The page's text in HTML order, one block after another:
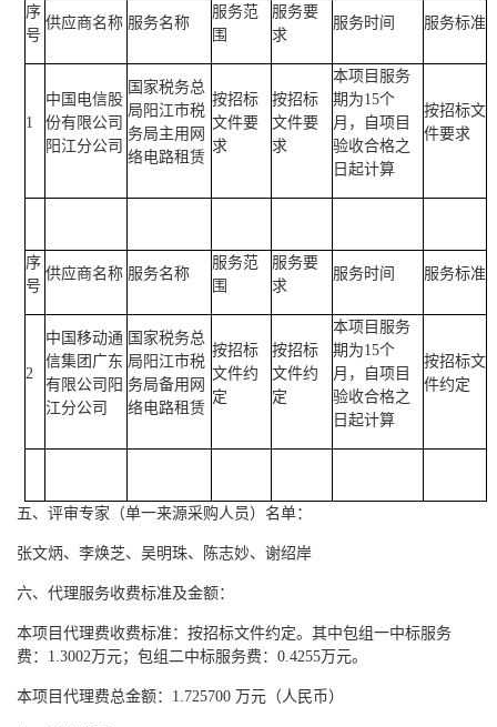
序
号
供应商名称 服务名称
服务范
围
服务要
求
服务时间 服务标准
1
中国电信股
份有限公司
阳江分公司
国家税务总
局阳江市税
务局主用网
络电路租赁
按招标
文件要
求
按招标
文件要
求
本项目服务
期为15个
月，自项目
验收合格之
日起计算
按招标文
件要求
序
号
供应商名称 服务名称
服务范
围
服务要
求
服务时间 服务标准
2
中国移动通
信集团广东
有限公司阳
江分公司
国家税务总
局阳江市税
务局备用网
络电路租赁
按招标
文件约
定
按招标
文件约
定
本项目服务
期为15个
月，自项目
验收合格之
日起计算
按招标文
件约定
五、评审专家（单一来源采购人员）名单：
张文炳、李焕芝、吴明珠、陈志妙、谢绍岸
六、代理服务收费标准及金额：
本项目代理费收费标准：按招标文件约定。其中包组一中标服务
费： 1.3002万元；包组二中标服务费：0.4255万元。
本项目代理费总金额： 1.725700 万元（人民币）